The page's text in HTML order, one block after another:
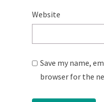
Website
Save my name,
browser for the